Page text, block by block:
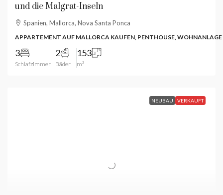
und die Malgrat-Inseln
Spanien, Mallorca, Nova Santa Ponca
APPARTEMENT AUF MALLORCA KAUFEN, PENTHOUSE, WOHNANLAGE
3
Schlafzimmer
2
Bäder
153
m²
NEUBAU VERKAUFT